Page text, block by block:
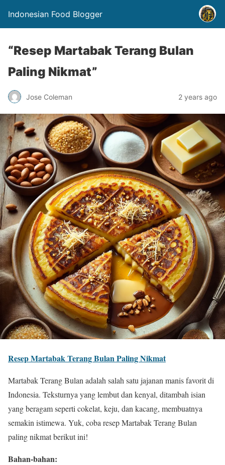
Indonesian Food Blogger
“Resep Martabak Terang Bulan
Paling Nikmat”
Jose Coleman 2 years ago
Resep Martabak Terang Bulan Paling Nikmat
Martabak Terang Bulan adalah salah satu jajanan manis favorit di
Indonesia. Teksturnya yang lembut dan kenyal, ditambah isian
yang beragam seperti cokelat, keju, dan kacang, membuatnya
semakin istimewa. Yuk, coba resep Martabak Terang Bulan
paling nikmat berikut ini!
Bahan-bahan: